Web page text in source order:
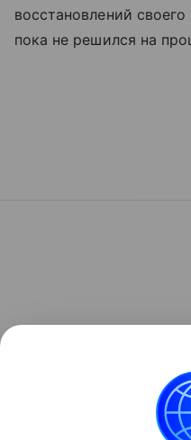
восстановлений
пока не решился на